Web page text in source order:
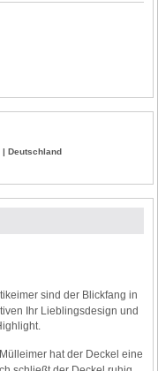
| Deutschland
sind der Blickfang in
Ihr Lieblingsdesign und
hat der Deckel eine